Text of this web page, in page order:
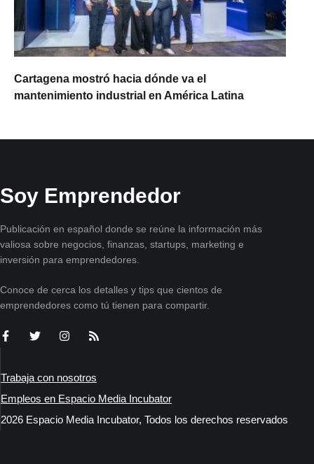
Cartagena mostró hacia dónde va el
mantenimiento industrial en América Latina
Soy Emprendedor
Publicación en español donde se reúne la información más
valiosa sobre negocios, finanzas, startups, marketing e
inversión para emprendedores.
Conoce de cerca los detalles y tips que cientos de
emprendedores como tú tienen para compartir.
Trabaja con nosotros
Empleos en Espacio Media Incubator
2026 Espacio Media Incubator, Todos los derechos reservados